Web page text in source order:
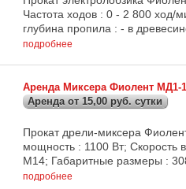
Частота ходов : 0 - 2 800 ход/
глубина пропила : - в
подробнее
Аренда Миксера Фиолент МД1-
Аренда от 15,00 руб. сутки
Прокат дрели-миксера
мощность : 1100 Вт; Скорость
М14; Габаритные размеры :
подробнее